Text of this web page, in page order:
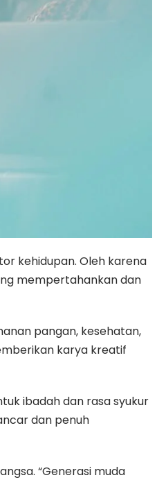
kehidupan. Oleh karena
mempertahankan dan
pangan, kesehatan,
karya kreatif
ibadah dan rasa syukur
dan penuh
“Generasi muda